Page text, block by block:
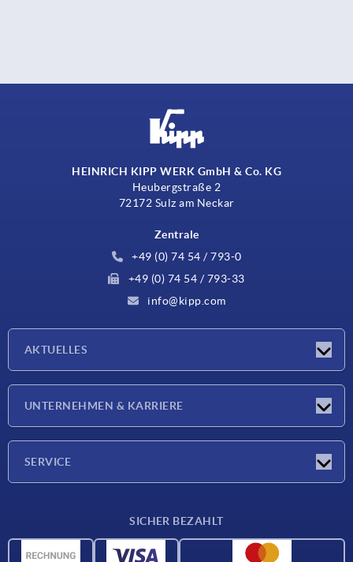
HEINRICH KIPP WERK GmbH & Co. KG
Heubergstraße 2
72172 Sulz am Neckar
Zentrale
+49 (0) 74 54 / 793-0
+49 (0) 74 54 / 793-33
info@kipp.com
AKTUELLES
Presseberichte
UNTERNEHMEN & KARRIERE
SERVICE
Werkstoffübersicht
SICHER BEZAHLT